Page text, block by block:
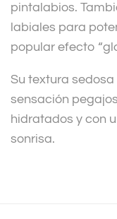
pintalabios.
labiales para
popular efecto
Su textura
sensación
hidratados y con
sonrisa.